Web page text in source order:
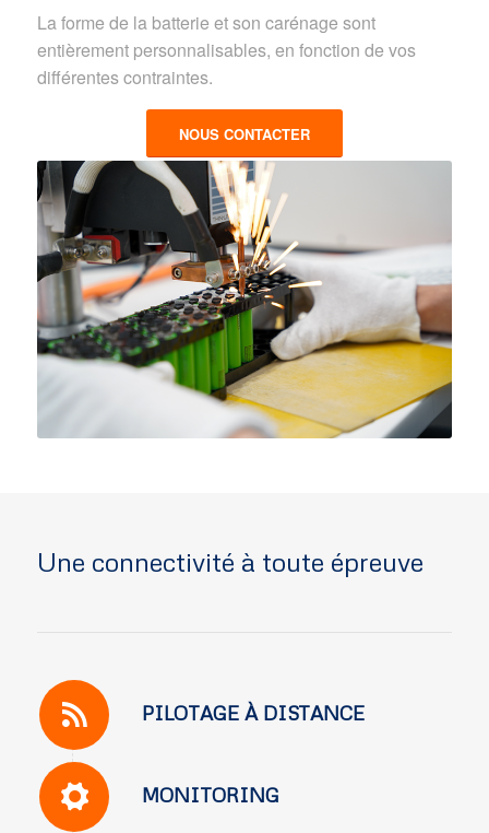
La forme de la batterie et son carénage sont
entièrement personnalisables, en fonction de vos
différentes contraintes.
NOUS CONTACTER
Une connectivité à toute épreuve
PILOTAGE À DISTANCE
MONITORING